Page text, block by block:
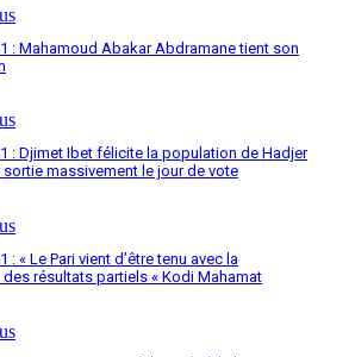
: Mahamoud Abakar Abdramane tient son
: Djimet Ibet félicite la population de Hadjer
sortie massivement le jour de vote
: « Le Pari vient d’être tenu avec la
résultats partiels « Kodi Mahamat